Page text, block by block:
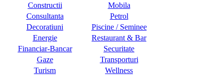
Constructii
Mobila
Consultanta
Petrol
Decoratiuni
Piscine / Seminee
Energie
Restaurant & Bar
Financiar-Bancar
Securitate
Gaze
Transporturi
Turism
Wellness